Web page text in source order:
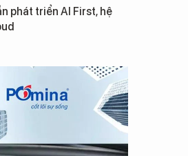
phát triển AI First, hệ